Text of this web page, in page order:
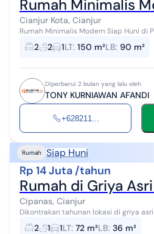
Rumah Minimalis
Cianjur Kota, Cianjur
Rumah Minimalis Modern Siap Huni di Pusat
: Minimal Masa Sewa 2 Tahun Spesifikasi Properti : · Luas Tanah : 150
m2 · Lu...
2 2 1LT: 150 m²LB: 90 m²
Diperbarui 2 bulan yang lalu oleh
TONY KURNIAWAN AFANDI
+628211...
Rumah Siap Huni
Rp 14 Juta /tahun
Rumah di Griya
Cipanas, Cianjur
Dikontrakan tahunan lokasi di griya
wc siap huni
2 1 1LT: 72 m²LB: 36 m²